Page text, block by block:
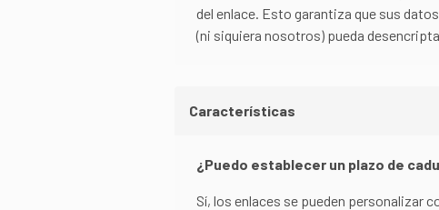
del enlace. Esto garantiza que sus
(ni siquiera nosotros) pueda
Características
¿Puedo establecer un plazo de
Sí, los enlaces se pueden personalizar